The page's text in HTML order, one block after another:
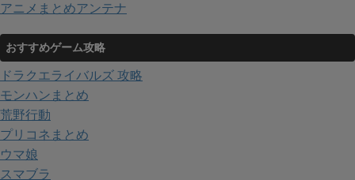
アニメまとめアンテナ
おすすめゲーム攻略
ドラクエライバルズ 攻略
モンハンまとめ
荒野行動
プリコネまとめ
ウマ娘
スマブラ